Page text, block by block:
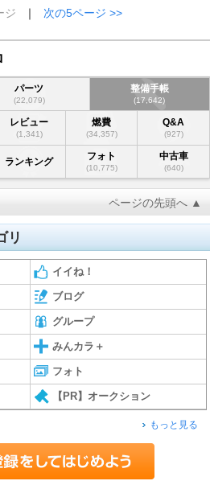
ジ ｜ 次の5ページ >>
パーツ
(22,079)
整備手帳
(17,642)
レビュー
(1,341)
燃費
(34,357)
Q&A
(927)
ランキング フォト
(10,775)
中古車
(640)
ページの先頭へ ▲
リ
イイね！
ブログ
グループ
みんカラ＋
フォト
【PR】オークション
もっと見る